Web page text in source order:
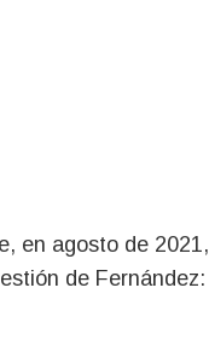
en agosto de 2021,
de Fernández: